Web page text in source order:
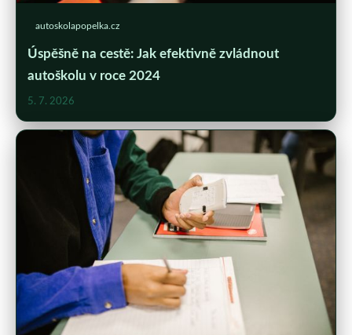
autoskolapopelka.cz
Úspěšně na cestě: Jak efektivně zvládnout
autoškolu v roce 2024
5. 7. 2026